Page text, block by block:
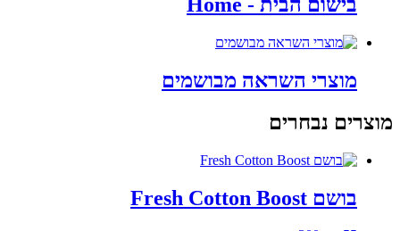
מוצרי השראה מבושמים
מוצרים נבחרים
בושם Fresh Cotton Boost